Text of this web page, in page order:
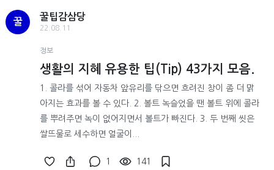
꿀
꿀팁감삼당
22.08.11
정보
생활의 지혜 유용한 팁(Tip) 43가지 모음.
1. 콜라를 섞어 자동차 앞유리를 닦으면 흐려진 창이 좀 더 맑
아지는 효과를 볼 수 있다. 2. 볼트 녹슬었을 땐 볼트 위에 콜라
를 뿌려주면 녹이 없어지면서 볼트가 빠진다. 3. 두 번째 씻은
쌀뜨물로 세수하면 얼굴이...
1 141